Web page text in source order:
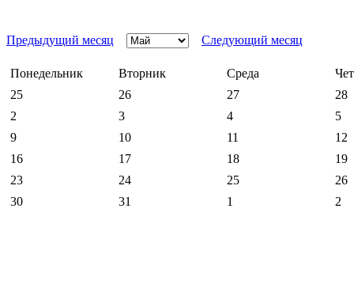
Предыдущий месяц Следующий месяц
Понедельник Вторник Среда
25
26 27
28
2
3 4
5
9
10 11
12
16
17 18
19
23
24 25
26
30
31 1 2